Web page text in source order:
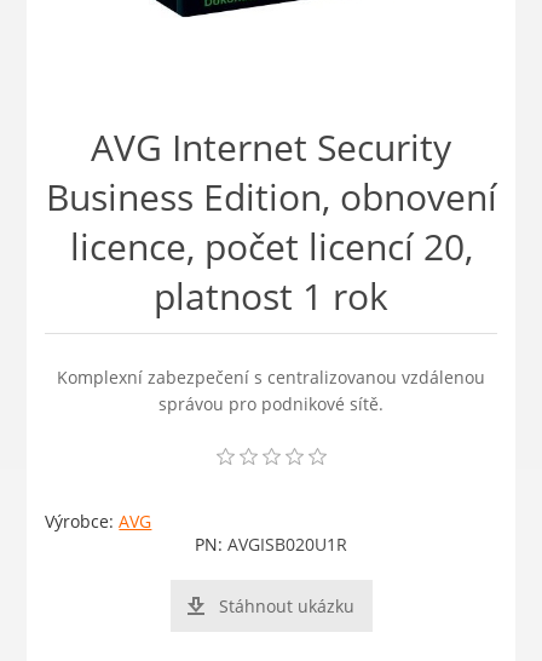
AVG Internet Security
Business Edition, obnovení
licence, počet licencí 20,
platnost 1 rok
Komplexní zabezpečení s centralizovanou vzdálenou
správou pro podnikové sítě.
Výrobce: AVG
PN: AVGISB020U1R
Stáhnout ukázku